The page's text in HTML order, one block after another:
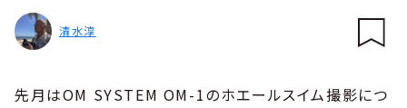
清水淳
先月はOM SYSTEM OM-1のホエールスイム撮影につ